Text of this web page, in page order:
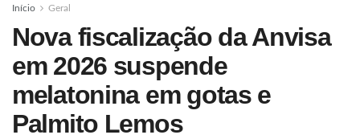
Início Geral
Nova fiscalização da Anvisa
em 2026 suspende
melatonina em gotas e
Palmito Lemos